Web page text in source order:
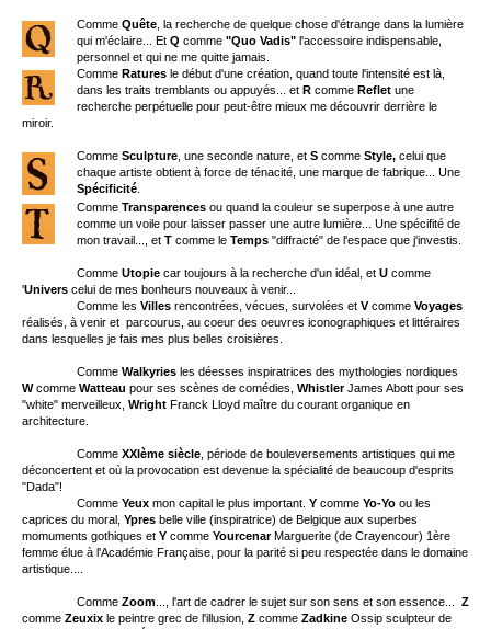
Comme Quête , la recherche de quelque chose d'étrange dans la lumière
qui m'éclaire... Et Q comme "Quo Vadis" l'accessoire indispensable,
personnel et qui ne me quitte jamais.
Comme Ratures le début d'une création, quand toute l'intensité est là,
dans les traits tremblants ou appuyés... et R comme Reflet une
recherche perpétuelle pour peut-être mieux me découvrir derrière le
miroir.
Comme Sculpture , une seconde nature, et S comme Style, celui que
chaque artiste obtient à force de ténacité, une marque de fabrique... Une
Spécificité
Comme Transparences ou quand la couleur se superpose à une autre
comme un voile pour laisser passer une autre lumière... Une spécifité de
mon travail..., et T comme le Temps "diffracté" de l'espace que j'investis.
Comme Utopie car toujours à la recherche d'un idéal, et U comme
'Univers celui de mes bonheurs nouveaux à venir...
Comme les Villes rencontrées, vécues, survolées et Vcomme Voyages
réalisés, à venir et parcourus, au coeur des oeuvres iconographiques et littéraires
dans lesquelles je fais mes plus belles croisières.
Comme Walkyries les déesses inspiratrices des mythologies nordiques
Wcomme Watteau pour ses scènes de comédies, WhistlerJames Abott pour ses
"white" merveilleux, Wright Franck Lloyd maître du courant organique en
architecture.
Comme XXIème siècle , période de bouleversements artistiques qui me
déconcertent et où la provocation est devenue la spécialité de beaucoup d'esprits
"Dada"!
Comme Yeux mon capital le plus important. Y comme Yo-Yo ou les
caprices du moral, Ypres belle ville (inspiratrice) de Belgique aux superbes
momuments gothiques et Y comme YourcenarMarguerite (de Crayencour) 1ère
femme élue à l'Académie Française, pour la parité si peu respectée dans le domaine
artistique....
Comme Zoom ..., l'art de cadrer le sujet sur son sens et son essence... Z
comme Zeuxix le peintre grec de l'illusion, Z comme Zadkine Ossip sculpteur de